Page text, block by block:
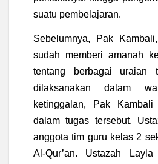
suatu pembelajaran.
Sebelumnya, Pak
sudah memberi amanah
tentang berbagai uraian
dilaksanakan dalam
ketinggalan, Pak
dalam tugas tersebut.
anggota tim guru kelas 2
Al-Qur’an. Ustazah